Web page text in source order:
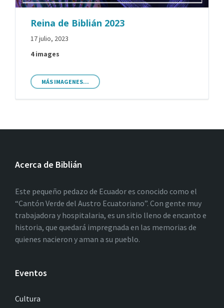
Reina de Biblián 2023
17 julio, 2023
4 images
MÁS IMAGENES...
Acerca de Biblián
Este pequeño pedazo de Ecuador es conocido como el
“Cantón Verde del Austro Ecuatoriano”. Con gente muy
trabajadora y hospitalaria, es un sitio lleno de encanto e
historia, que quedará impregnada en las memorias de
quienes nacieron y aman a su pueblo.
Eventos
Cultura